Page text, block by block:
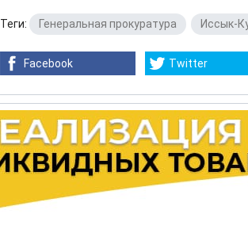
Теги: Генеральная прокуратура Иссык-
Facebook Twitter